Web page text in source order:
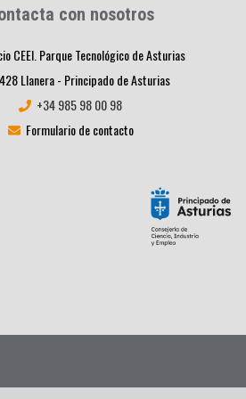
con nosotros
CEEI. Parque Tecnológico de Asturias
Llanera - Principado de Asturias
+34 985 98 00 98
Formulario de contacto
|Política de cookies|Contacto